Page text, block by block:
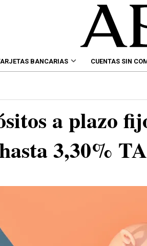
BANCARIAS CUENTAS SIN
a plazo
3,30%